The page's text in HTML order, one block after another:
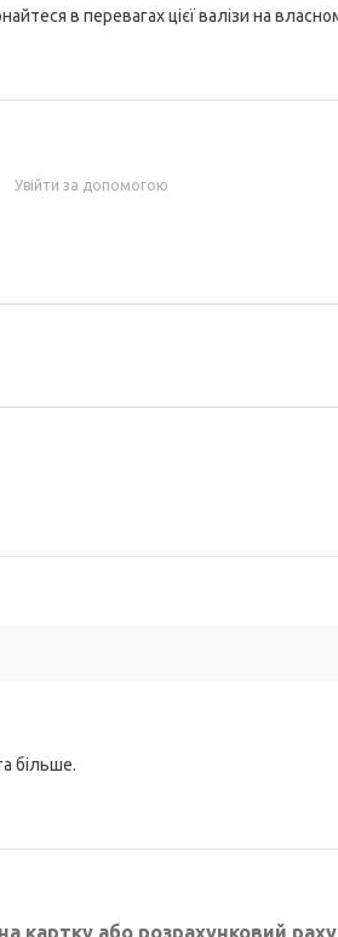
в перевагах цієї валізи на
Увійти за допомогою
більше.
картку або розрахунковий